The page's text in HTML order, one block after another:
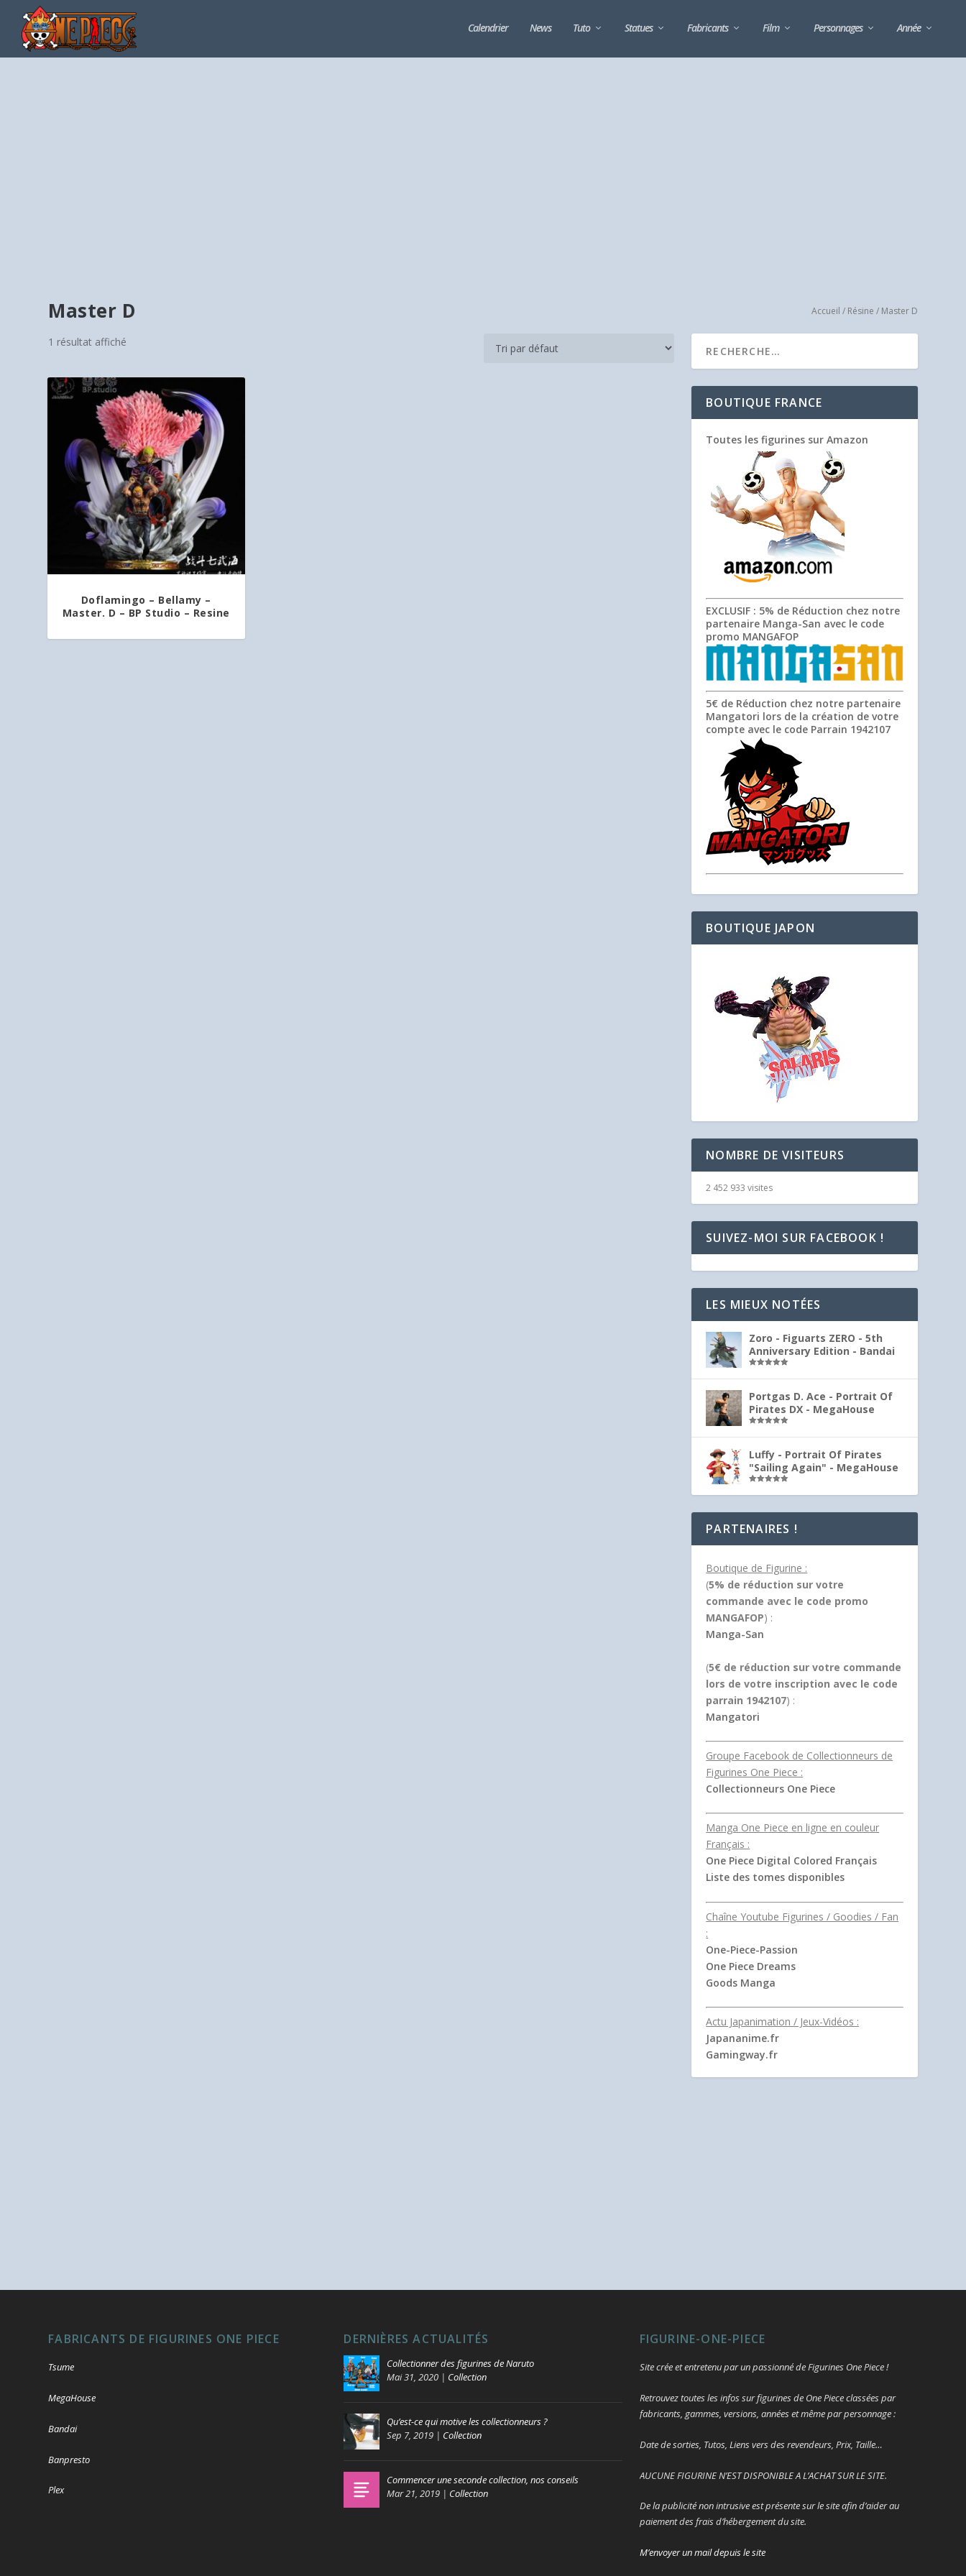
Calendrier News Tuto Statues Fabricants Film Personnages Année
Master D Accueil / Résine / Master D
1 résultat affiché
Doflamingo – Bellamy –
Master. D – BP Studio – Resine
BOUTIQUE FRANCE
Toutes les figurines sur Amazon
EXCLUSIF : 5% de Réduction chez notre
partenaire Manga-San avec le code
promo MANGAFOP
5€ de Réduction chez notre partenaire
Mangatori lors de la création de votre
compte avec le code Parrain 1942107
BOUTIQUE JAPON
NOMBRE DE VISITEURS
2 452 933 visites
SUIVEZ-MOI SUR FACEBOOK !
LES MIEUX NOTÉES
Zoro - Figuarts ZERO - 5th
Anniversary Edition - Bandai
Portgas D. Ace - Portrait Of
Pirates DX - MegaHouse
Luffy - Portrait Of Pirates
"Sailing Again" - MegaHouse
PARTENAIRES !
Boutique de Figurine :
(5% de réduction sur votre
commande avec le code promo
MANGAFOP) :
Manga-San
(5€ de réduction sur votre commande
lors de votre inscription avec le code
parrain 1942107) :
Mangatori
Groupe Facebook de Collectionneurs de
Figurines One Piece :
Collectionneurs One Piece
Manga One Piece en ligne en couleur
Français :
One Piece Digital Colored Français
Liste des tomes disponibles
Chaîne Youtube Figurines / Goodies / Fan
:
One-Piece-Passion
One Piece Dreams
Goods Manga
Actu Japanimation / Jeux-Vidéos :
Japananime.fr
Gamingway.fr
FABRICANTS DE FIGURINES ONE PIECE
Tsume
MegaHouse
Bandai
Banpresto
Plex
DERNIÈRES ACTUALITÉS
Collectionner des figurines de Naruto
Mai 31, 2020 | Collection
Qu’est-ce qui motive les collectionneurs ?
Sep 7, 2019 | Collection
Commencer une seconde collection, nos conseils
Mar 21, 2019 | Collection
FIGURINE-ONE-PIECE
Site crée et entretenu par un passionné de Figurines One Piece !
Retrouvez toutes les infos sur figurines de One Piece classées par
fabricants, gammes, versions, années et même par personnage :
Date de sorties, Tutos, Liens vers des revendeurs, Prix, Taille…
AUCUNE FIGURINE N’EST DISPONIBLE A L’ACHAT SUR LE SITE.
De la publicité non intrusive est présente sur le site afin d’aider au
paiement des frais d’hébergement du site.
M’envoyer un mail depuis le site